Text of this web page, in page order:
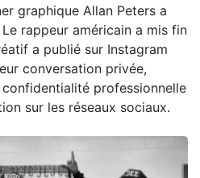
graphique Allan Peters a
rappeur américain a mis fin
a publié sur Instagram
conversation privée,
professionnelle
sur les réseaux sociaux.